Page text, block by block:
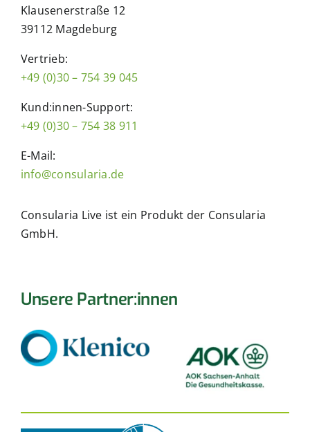
Klausenerstraße 12
39112 Magdeburg
Vertrieb:
+49 (0)30 – 754 39 045
Kund:innen-Support:
+49 (0)30 – 754 38 911
E-Mail:
info@consularia.de
Consularia Live ist ein Produkt der Consularia
GmbH.
Unsere Partner:innen